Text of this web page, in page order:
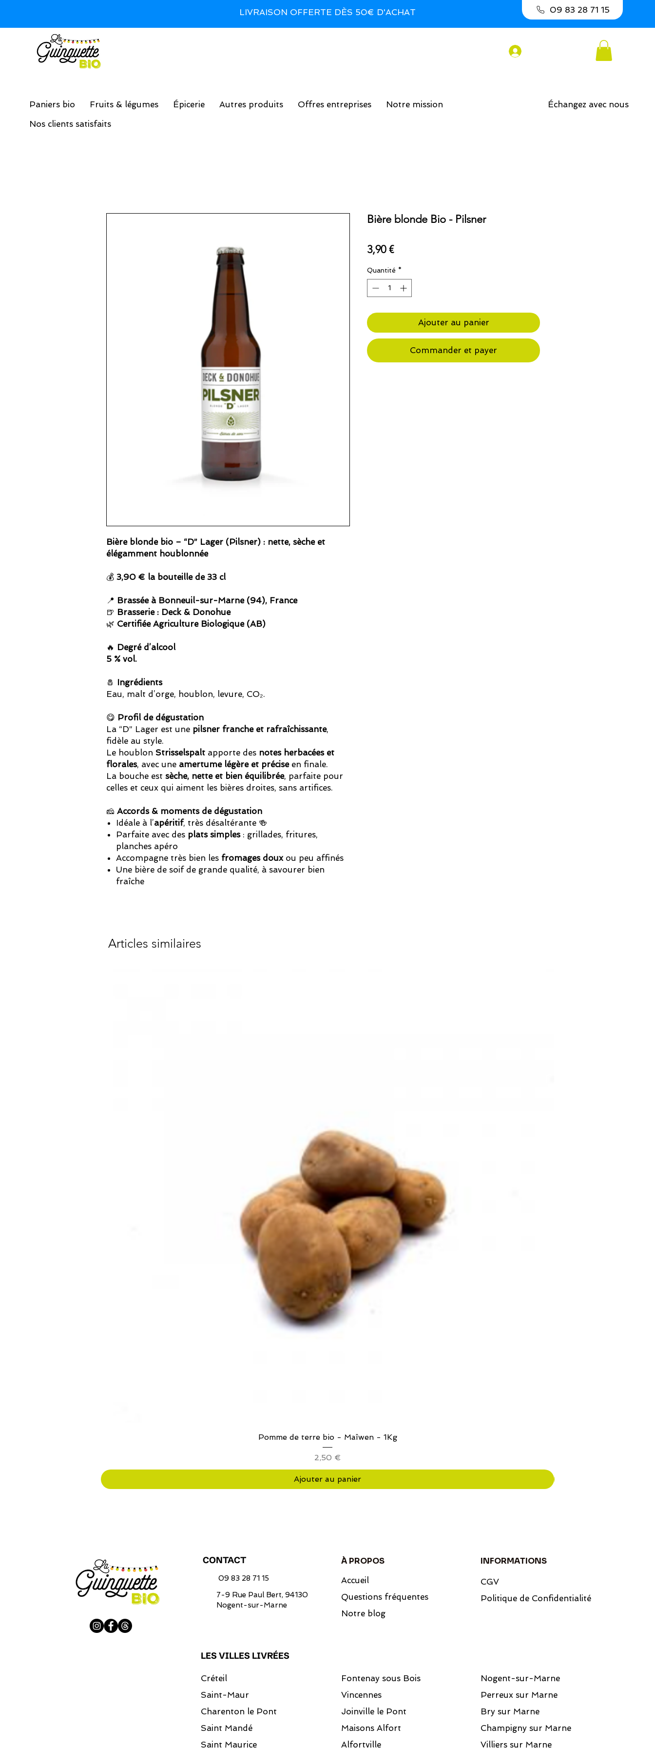
LIVRAISON OFFERTE DÈS 50€ D'ACHAT 09 83 28 71 15
Paniers bio Fruits & légumes Épicerie Autres produits Offres entreprises
Notre mission
Nos clients satisfaits
Échangez avec nous
Bière blonde bio – “D” Lager (Pilsner) : nette, sèche et
élégamment houblonnée
💰 3,90 € la bouteille de 33 cl
📍 Brassée à Bonneuil-sur-Marne (94), France
🍺 Brasserie : Deck & Donohue
🌿 Certifiée Agriculture Biologique (AB)
🔥 Degré d’alcool
5 % vol.
🧂 Ingrédients
Eau, malt d’orge, houblon, levure, CO₂.
😋 Profil de dégustation
La “D” Lager est une pilsner franche et rafraîchissante,
fidèle au style.
Le houblon Strisselspalt apporte des notes herbacées et
florales, avec une amertume légère et préciseen finale.
La bouche est sèche, nette et bien équilibrée, parfaite pour
celles et ceux qui aiment les bières droites, sans artifices.
🧀 Accords & moments de dégustation
Idéale à l’apéritif, très désaltérante 🍻
Parfaite avec des plats simples: grillades, fritures,
planches apéro
Accompagne très bien les fromages douxou peu affinés
Une bière de soif de grande qualité, à savourer bien
fraîche
Bière blonde Bio - Pilsner
3,90 €Prix
Quantité *
Ajouter au panier
Commander et payer
Articles similaires
Aperçu rapide
Pomme de terre bio - Maîwen - 1Kg
Prix
2,50 €
Ajouter au panier
CONTACT
09 83 28 71 15
7-9 Rue Paul Bert, 94130
Nogent-sur-Marne
À PROPOS
Accueil
Questions fréquentes
Notre blog
INFORMATIONS
CGV
Politique de Confidentialité
LES VILLES LIVRÉES
Créteil
Saint-Maur
Charenton le Pont
Saint Mandé
Saint Maurice
Fontenay sous Bois
Vincennes
Joinville le Pont
Maisons Alfort
Alfortville
Nogent-sur-Marne
Perreux sur Marne
Bry sur Marne
Champigny sur Marne
Villiers sur Marne